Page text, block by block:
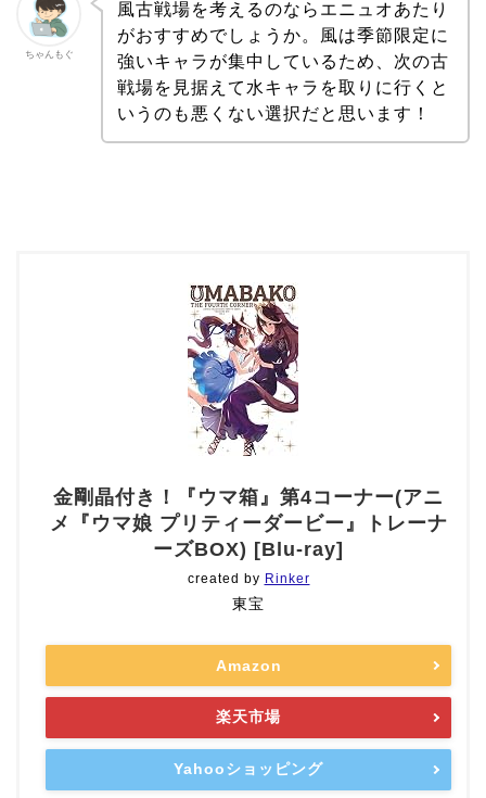
ちゃんもぐ
風古戦場を考えるのならエニュオあたり
がおすすめでしょうか。風は季節限定に
強いキャラが集中しているため、次の古
戦場を見据えて水キャラを取りに行くと
いうのも悪くない選択だと思います！
金剛晶付き！『ウマ箱』第4コーナー(アニ
メ『ウマ娘 プリティーダービー』トレーナ
ーズBOX) [Blu-ray]
created by Rinker
東宝
Amazon
楽天市場
Yahooショッピング